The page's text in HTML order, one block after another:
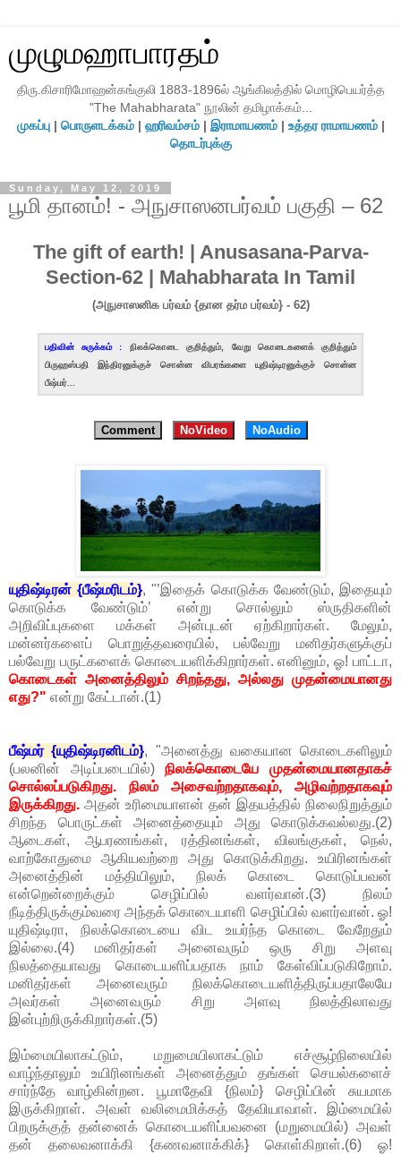
முழுமஹாபாரதம்
திரு.கிசாரிமோஹன்கங்குலி 1883-1896ல் ஆங்கிலத்தில் மொழிபெயர்த்த
"The Mahabharata" நூலின் தமிழாக்கம்...
முகப்பு| பொருளடக்கம்| ஹரிவம்சம்| இராமாயணம்| உத்தர ராமாயணம்|
தொடர்புக்கு
Sunday, May 12, 2019
பூமி தானம்! - அநுசாஸனபர்வம் பகுதி – 62
The gift of earth! | Anusasana-Parva-
Section-62 | Mahabharata In Tamil
(அநுசாஸனிக பர்வம் {தான தர்ம பர்வம்} - 62)
பதிவின் சுருக்கம் : நிலக்கொடை குறித்தும், வேறு கொடைகளைக் குறித்தும்
பிருஹஸ்பதி இந்திரனுக்குச் சொன்ன விபரங்களை யுதிஷ்டிரனுக்குச் சொன்ன
பீஷ்மர்...
Comment NoVideo NoAudio
யுதிஷ்டிரன் {பீஷ்மரிடம்}, "’இதைக் கொடுக்க வேண்டும், இதையும்
கொடுக்க வேண்டும்’ என்று சொல்லும் ஸ்ருதிகளின்
அறிவிப்புகளை மக்கள் அன்புடன் ஏற்கிறார்கள். மேலும்,
மன்னர்களைப் பொறுத்தவரையில், பல்வேறு மனிதர்களுக்குப்
பல்வேறு பருட்களைக் கொடையளிக்கிறார்கள். எனினும், ஓ! பாட்டா,
கொடைகள் அனைத்திலும் சிறந்தது, அல்லது முதன்மையானது
எது?" என்று கேட்டான்.(1)
பீஷ்மர் {யுதிஷ்டிரனிடம்}, "அனைத்து வகையான கொடைகளிலும்
(பலனின் அடிப்படையில்)நிலக்கொடையே முதன்மையானதாகச்
சொல்லப்படுகிறது. நிலம் அசைவற்றதாகவும், அழிவற்றதாகவும்
இருக்கிறது. அதன் உரிமையாளன் தன் இதயத்தில் நிலைநிறுத்தும்
சிறந்த பொருட்கள் அனைத்தையும் அது கொடுக்கவல்லது.(2)
ஆடைகள், ஆபரணங்கள், ரத்தினங்கள், விலங்குகள், நெல்,
வாற்கோதுமை ஆகியவற்றை அது கொடுக்கிறது. உயிரினங்கள்
அனைத்தின் மத்தியிலும், நிலக் கொடை கொடுப்பவன்
என்றென்றைக்கும் செழிப்பில் வளர்வான்.(3) நிலம்
நீடித்திருக்கும்வரை அந்தக் கொடையாளி செழிப்பில் வளர்வான். ஓ!
யுதிஷ்டிரா, நிலக்கொடையை விட உயர்ந்த கொடை வேறேதும்
இல்லை.(4) மனிதர்கள் அனைவரும் ஒரு சிறு அளவு
நிலத்தையாவது கொடையளிப்பதாக நாம் கேள்விப்படுகிறோம்.
மனிதர்கள் அனைவரும் நிலக்கொடையளித்திருப்பதாலேயே
அவர்கள் அனைவரும் சிறு அளவு நிலத்திலாவது
இன்புற்றிருக்கிறார்கள்.(5)
இம்மையிலாகட்டும், மறுமையிலாகட்டும் எச்சூழ்நிலையில்
வாழ்ந்தாலும் உயிரினங்கள் அனைத்தும் தங்கள் செயல்களைச்
சார்ந்தே வாழ்கின்றன. பூமாதேவி {நிலம்} செழிப்பின் சுயமாக
இருக்கிறாள். அவள் வலிமைமிக்கத் தேவியாவாள். இம்மையில்
பிறருக்குத் தன்னைக் கொடையளிப்பவனை (மறுமையில்) அவள்
தன் தலைவனாக்கி {கணவனாக்கிக்} கொள்கிறாள்.(6) ஓ!